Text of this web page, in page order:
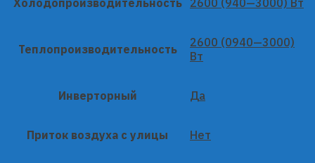
Теплопроизводительность
2600 (0940—3000)
Вт
Инверторный Да
Приток воздуха с улицы Нет